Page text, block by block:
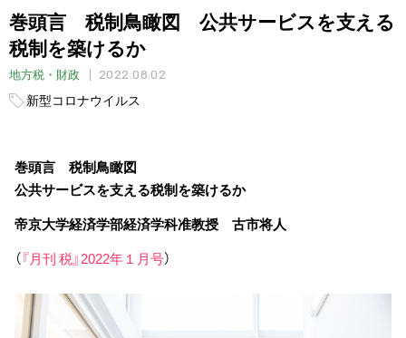
巻頭言 税制鳥瞰図 公共サービスを支える
税制を築けるか
地方税・財政
2022.08.02
新型コロナウイルス
巻頭言 税制鳥瞰図
公共サービスを支える税制を築けるか
帝京大学経済学部経済学科准教授 古市将人
（『月刊 税』2022年１月号）